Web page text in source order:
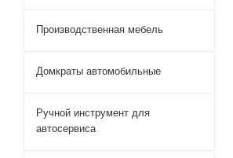
Производственная мебель
Домкраты автомобильные
Ручной инструмент для
автосервиса